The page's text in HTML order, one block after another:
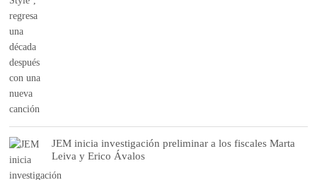
JEM inicia investigación preliminar a los fiscales Marta
Leiva y Erico Ávalos